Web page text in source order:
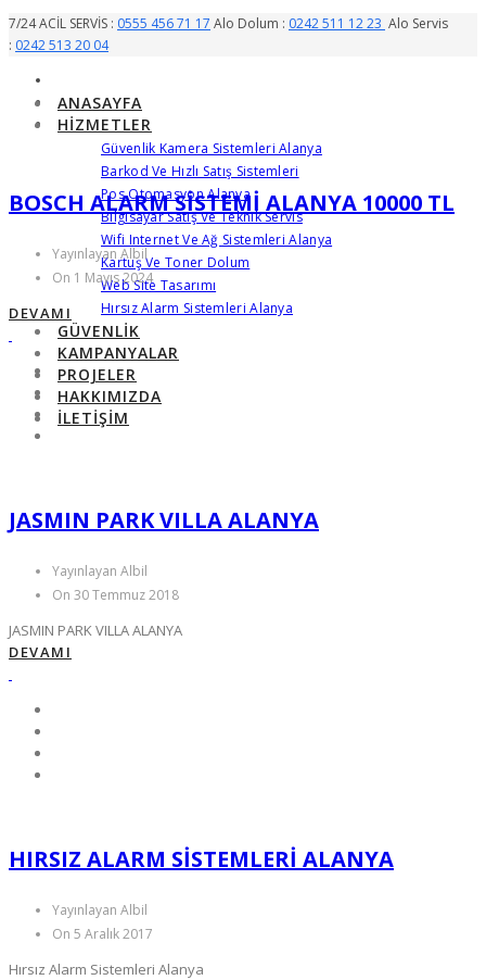
7/24 ACİL SERVİS : 0555 456 71 17 Alo Dolum : 0242 511 12 23 Alo Servis
: 0242 513 20 04
ANASAYFA
HIZMETLER
Güvenlik Kamera Sistemleri Alanya
Barkod Ve Hızlı Satış Sistemleri
Pos Otomasyon Alanya
Bilgisayar Satış Ve Teknik Servis
Wifi Internet Ve Ağ Sistemleri Alanya
Kartuş Ve Toner Dolum
Web Site Tasarımı
Hırsız Alarm Sistemleri Alanya
GÜVENLIK
KAMPANYALAR
PROJELER
HAKKIMIZDA
İLETIŞIM
BOSCH ALARM SISTEMI ALANYA 10000 TL
Yayınlayan Albil
On 1 Mayıs 2024
DEVAMI
JASMIN PARK VILLA ALANYA
Yayınlayan Albil
On 30 Temmuz 2018
JASMIN PARK VILLA ALANYA
DEVAMI
HIRSIZ ALARM SISTEMLERI ALANYA
Yayınlayan Albil
On 5 Aralık 2017
Hırsız Alarm Sistemleri Alanya